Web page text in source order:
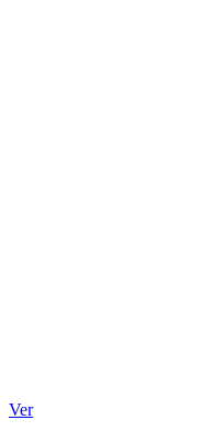
Ver